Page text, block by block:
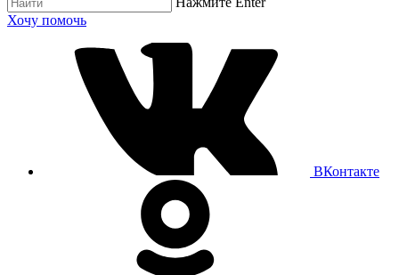
Хочу помочь
ВКонтакте